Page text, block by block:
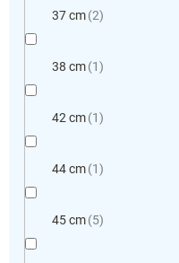
37 cm 2
38 cm 1
42 cm 1
44 cm 1
45 cm 5